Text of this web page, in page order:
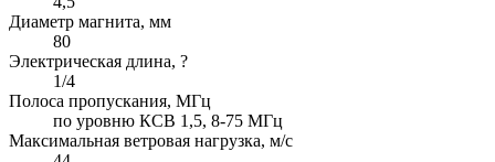
Диаметр магнита, мм
80
Электрическая длина, ?
1/4
Полоса пропускания, МГц
по уровню КСВ 1,5, 8-75 МГц
Максимальная ветровая нагрузка, м/с